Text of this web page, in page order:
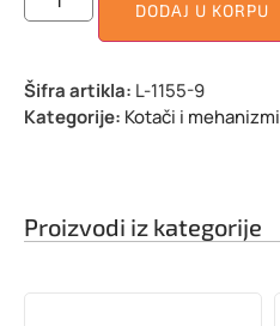
DODAJ U KORPU
Šifra artikla: L-1155-9
Kategorije: Kotači i mehanizmi
Proizvodi iz kategorije